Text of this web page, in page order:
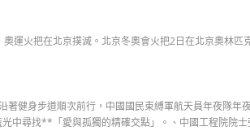
運火把在北京撲滅。北京冬奧會火把2日在北京奧林
健身步道順次前行，中國國民束縛軍航天員年夜隊
中尋找**「愛與孤獨的精確交點」。、中國工程院院